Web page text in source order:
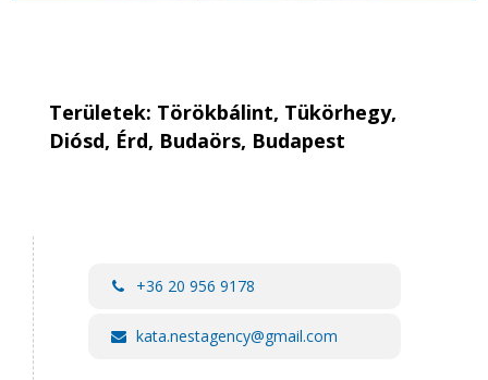
Területek: Törökbálint, Tükörhegy,
Diósd, Érd, Budaörs, Budapest
+36 20 956 9178
kata.nestagency@gmail.com